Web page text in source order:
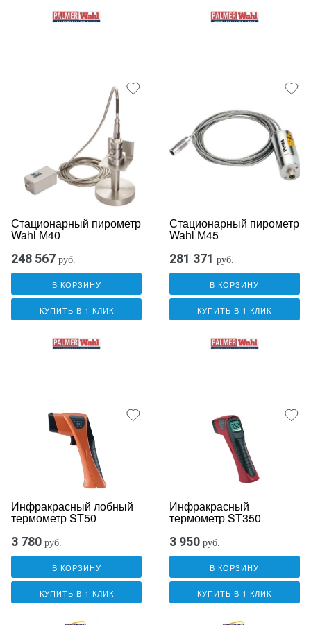
Стационарный пирометр
Wahl М40
248 567 руб.
В КОРЗИНУ
КУПИТЬ В 1 КЛИК
Стационарный пирометр
Wahl М45
281 371 руб.
В КОРЗИНУ
КУПИТЬ В 1 КЛИК
Инфракрасный лобный
термометр ST50
3 780 руб.
В КОРЗИНУ
КУПИТЬ В 1 КЛИК
Инфракрасный
термометр ST350
3 950 руб.
В КОРЗИНУ
КУПИТЬ В 1 КЛИК